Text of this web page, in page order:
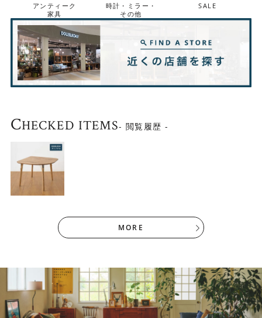
ダイニングテーブルとしてはもちろん、ワークテーブルと
してもおすすめです。ノートパソコンや資料を広げやすい
天板形状で、食事から作業までスムーズに切り替えられま
アンティーク
家具
時計・ミラー・
その他
SALE
CHECKED ITEMS- 閲覧履歴 -
MORE